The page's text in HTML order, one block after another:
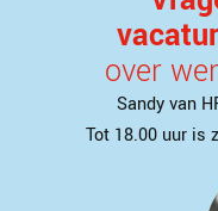
over
Sandy van
Tot 18.00 uur is